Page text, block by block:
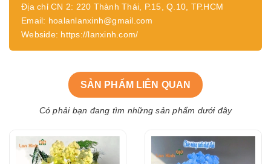
Địa chỉ CN 2: 220 Thành Thái, P.15, Q.10, TP.HCM
Email: hoalanlanxinh@gmail.com
Webside: https://lanxinh.com/
SẢN PHẨM LIÊN QUAN
Có phải bạn đang tìm những sản phẩm dưới đây